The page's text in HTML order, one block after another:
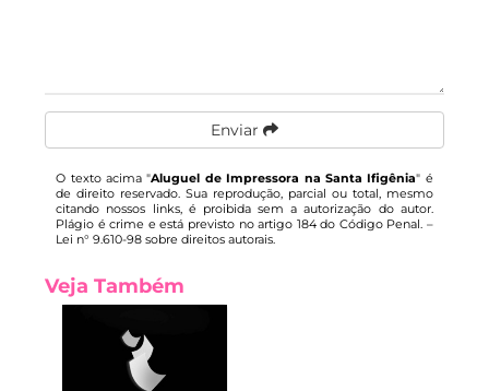
Enviar
O texto acima "Aluguel de Impressora na Santa Ifigênia" é
de direito reservado. Sua reprodução, parcial ou total, mesmo
citando nossos links, é proibida sem a autorização do autor.
Plágio é crime e está previsto no artigo 184 do Código Penal. –
Lei n° 9.610-98 sobre direitos autorais.
Veja Também